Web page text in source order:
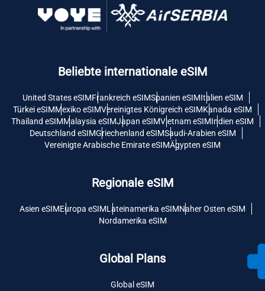
Beliebte internationale eSIM
United States eSIMFrankreich eSIMSpanien eSIMItalien eSIM
Türkei eSIMMexiko eSIMVereinigtes Königreich eSIMKanada eSIM
Thailand eSIMMalaysia eSIMJapan eSIMVietnam eSIMIndien eSIM
Deutschland eSIMGriechenland eSIMSaudi-Arabien eSIM
Vereinigte Arabische Emirate eSIMÄgypten eSIM
Regionale eSIM
Asien eSIMEuropa eSIMLateinamerika eSIMNaher Osten eSIM
Nordamerika eSIM
Global Plans
Global eSIM